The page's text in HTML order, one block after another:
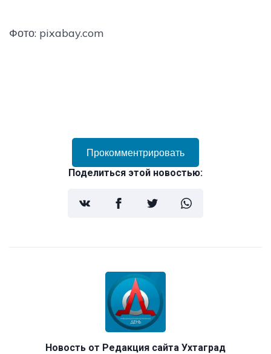
Фото: pixabay.com
Прокомментрировать
Поделиться этой новостью:
Новость от Редакция сайта Ухтаград